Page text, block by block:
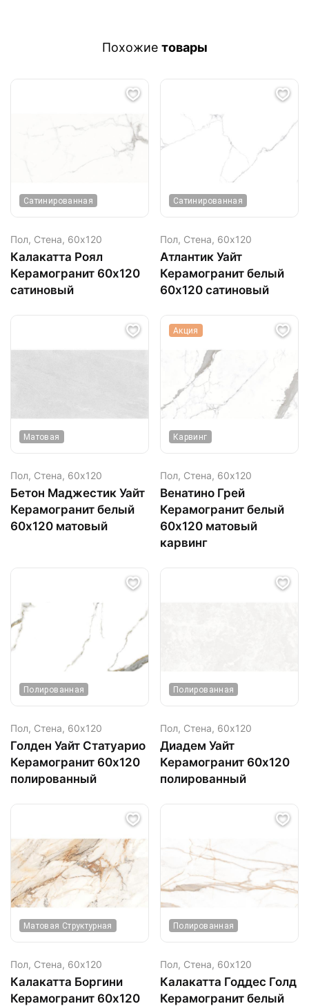
Похожие товары
Сатинированная
Пол, Стена, 60х120
Калакатта Роял
Керамогранит 60х120
сатиновый
Сатинированная
Пол, Стена, 60х120
Атлантик Уайт
Керамогранит белый
60х120 сатиновый
Матовая
Пол, Стена, 60х120
Бетон Маджестик Уайт
Керамогранит белый
60х120 матовый
Акция
Карвинг
Пол, Стена, 60х120
Венатино Грей
Керамогранит белый
60х120 матовый
карвинг
Полированная
Пол, Стена, 60х120
Голден Уайт Статуарио
Керамогранит 60х120
полированный
Полированная
Пол, Стена, 60х120
Диадем Уайт
Керамогранит 60х120
полированный
Матовая Структурная
Пол, Стена, 60х120
Калакатта Боргини
Керамогранит 60х120
Полированная
Пол, Стена, 60х120
Калакатта Годдес Голд
Керамогранит белый